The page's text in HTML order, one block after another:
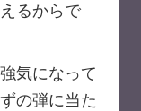
るからで
気になって
の弾に当た